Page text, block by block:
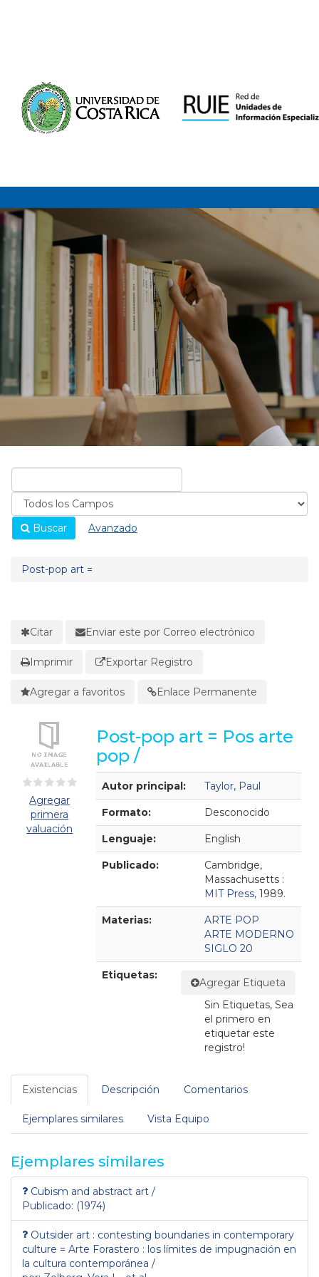
Buscar Avanzado
Post-pop art =
Citar Enviar este por Correo electrónico
Imprimir Exportar Registro
Agregar a favoritos Enlace Permanente
Agregar
primera
valuación
Post-pop art = Pos arte
pop /
Detalles Bibliográficos
Autor principal: Taylor, Paul
Formato: Desconocido
Lenguaje: English
Publicado:
Cambridge,
Massachusetts :
MIT Press, 1989.
Materias:
ARTE POP
ARTE MODERNO
SIGLO 20
Etiquetas:
Agregar Etiqueta
Sin Etiquetas, Sea
el primero en
etiquetar este
registro!
Existencias Descripción Comentarios
Ejemplares similares Vista Equipo
Ejemplares similares
Cubism and abstract art /
Publicado: (1974)
Outsider art : contesting boundaries in contemporary
culture = Arte Forastero : los límites de impugnación en
la cultura contemporánea /